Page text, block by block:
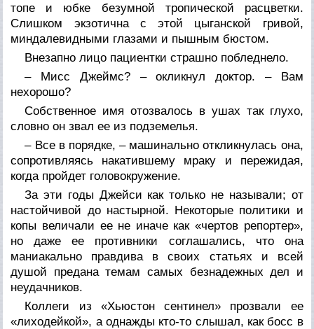
топе и юбке безумной тропической расцветки.
Слишком экзотична с этой цыганской гривой,
миндалевидными глазами и пышным бюстом.
Внезапно лицо пациентки страшно побледнело.
– Мисс Джеймс? – окликнул доктор. – Вам
нехорошо?
Собственное имя отозвалось в ушах так глухо,
словно он звал ее из подземелья.
– Все в порядке, – машинально откликнулась она,
сопротивляясь накатившему мраку и пережидая,
когда пройдет головокружение.
За эти годы Джейси как только не называли; от
настойчивой до настырной. Некоторые политики и
копы величали ее не иначе как «чертов репортер»,
но даже ее противники соглашались, что она
маниакально правдива в своих статьях и всей
душой предана темам самых безнадежных дел и
неудачников.
Коллеги из «Хьюстон сентинел» прозвали ее
«лиходейкой», а однажды кто-то слышал, как босс в